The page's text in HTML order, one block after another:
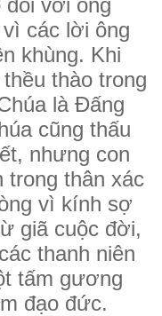
các lời ông
khùng. Khi
thào trong
là Ðấng
cũng thấu
nhưng con
trong thân xác
vì kính sợ
giã cuộc đời,
thanh niên
tấm gương
đạo đức.